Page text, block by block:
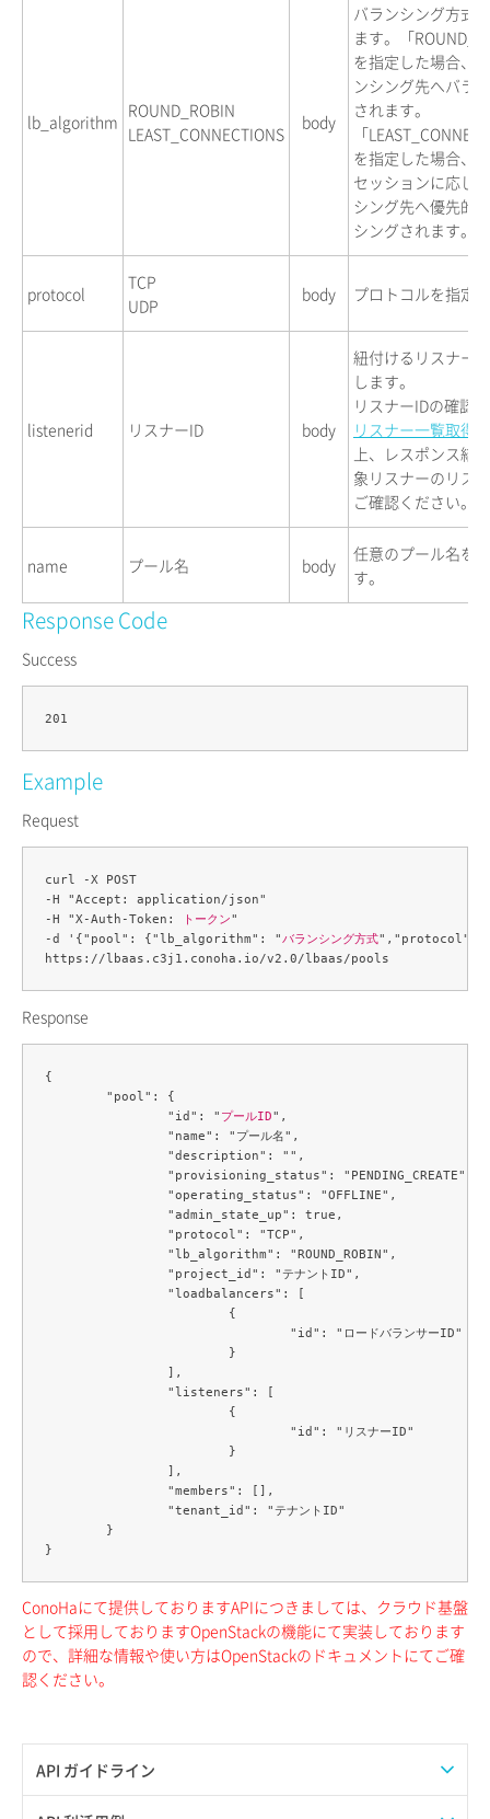
API ガイドライン
lb_algorithm
ROUND_ROBIN
LEAST_CONNECTIONS
body
バランシング方式
ます。「
を指定した場合、
ンシング先へバラ
されます。
「
を指定した場合、
セッションに応じ
シング先へ優先的
シングされます。
protocol
TCP
UDP
body プロトコルを指定
listenerid リスナーID body
紐付けるリスナー
します。
リスナーIDの確認
リスナー一覧取得
上、レスポンス結
象リスナーのリス
ご確認ください。
name プール名 body
任意のプール名を
す。
Response Code
Success
Example
Request
curl -X POST
-H "Accept: application/json"
-H "X-Auth-Token:
トークン"
-d '{"pool": {"lb_algorithm": "バランシング方式","protocol":
Response
{
		"id": "
プールID",
ConoHaにて提供しておりますAPIにつきましては、クラウド基盤
として採用しておりますOpenStackの機能にて実装しております
ので、詳細な情報や使い方はOpenStackのドキュメントにてご確
認ください。